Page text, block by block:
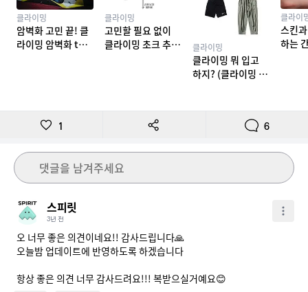
클라이밍
암벽화 고민 끝! 클
라이밍 암벽화 top
클라이밍
고민할 필요 없이
클라이밍 초크 추천
클라이밍
클라이밍 뭐 입고
하지? (클라이밍 복
클라이
스킨
하는
1 6
댓글을 남겨주세요
스피릿
3년 전
오 너무 좋은 의견이네요!! 감사드립니다🙏
오늘밤 업데이트에 반영하도록 하겠습니다
항상 좋은 의견 너무 감사드려요!!! 복받으실거예요😊